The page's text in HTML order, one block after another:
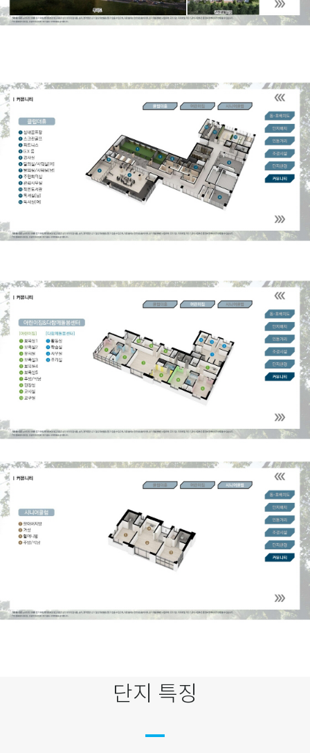
단지 특징
remove